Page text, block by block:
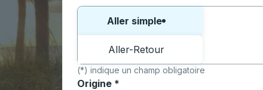
Choisissez un sens ou un aller-retour:
Aller simple
Aller-Retour
(*) indique un champ obligatoire
Origine *